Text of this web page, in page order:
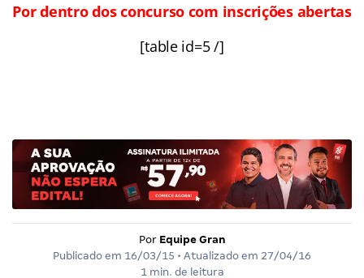
Por dentro dos concurso com inscrições abertas
[table id=5 /]
Por Equipe Gran
Publicado em 16/03/15 • Atualizado em 27/04/16
1 min. de leitura